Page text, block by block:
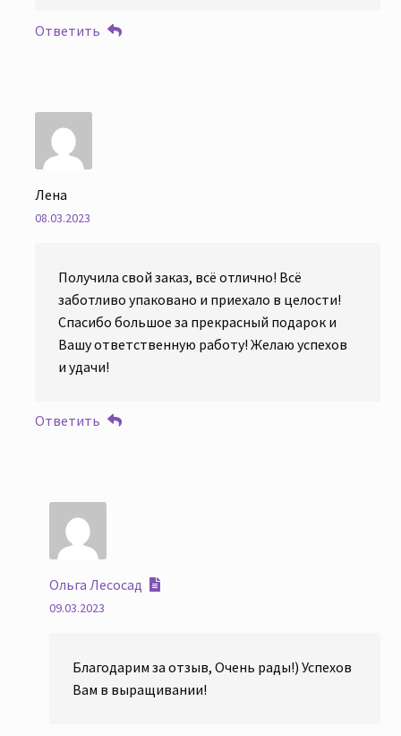
Ответить
Лена
08.03.2023
Получила свой заказ, всё отлично! Всё
заботливо упаковано и приехало в целости!
Спасибо большое за прекрасный подарок и
Вашу ответственную работу! Желаю успехов
и удачи!
Ответить
Ольга Лесосад
09.03.2023
Благодарим за отзыв, Очень рады!) Успехов
Вам в выращивании!